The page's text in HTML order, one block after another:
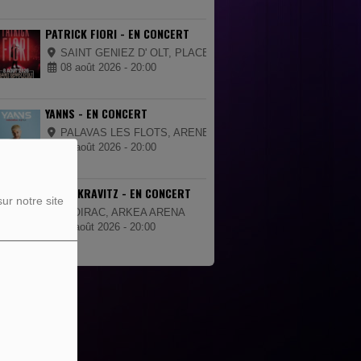
notre site
PATRICK FIORI - EN CONCERT
SAINT GENIEZ D' OLT, PLACE DE LA MAIRIE
08 août 2026 - 20:00
YANNS - EN CONCERT
PALAVAS LES FLOTS, ARENES DE PALAVAS
09 août 2026 - 20:00
LENNY KRAVITZ - EN CONCERT
FLOIRAC, ARKEA ARENA
11 août 2026 - 20:00